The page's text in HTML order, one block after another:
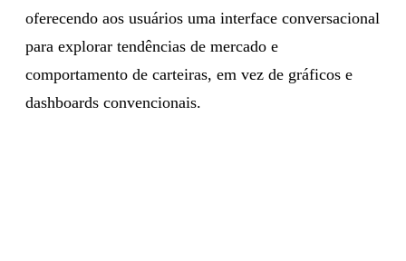
oferecendo aos usuários uma interface conversacional
para explorar tendências de mercado e
comportamento de carteiras, em vez de gráficos e
dashboards convencionais.